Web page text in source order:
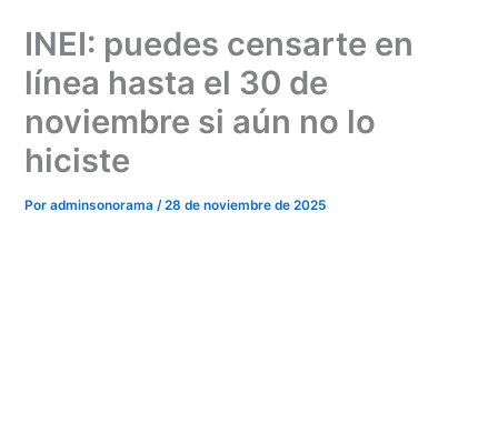
contenido
INEI: puedes censarte en
línea hasta el 30 de
noviembre si aún no lo
hiciste
Poradminsonorama/28 de noviembre de 2025